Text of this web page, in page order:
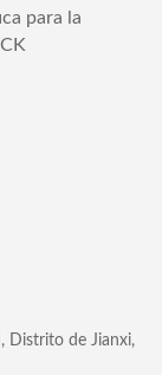
para la
Distrito de Jianxi,